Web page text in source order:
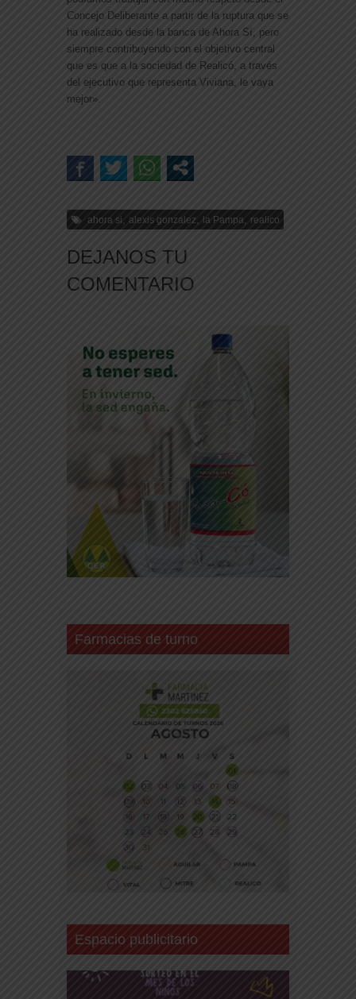
Concejo Deliberante a partir de la ruptura que se
ha realizado desde la banca de Ahora Sí, pero
siempre contribuyendo con el objetivo central
que es que a la sociedad de Realicó, a través
del ejecutivo que representa Viviana, le vaya
mejor».
ahora si, alexis gonzalez, la Pampa, realico
DEJANOS TU
COMENTARIO
Farmacias de turno
Espacio publicitario